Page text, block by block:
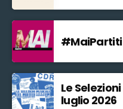
#MaiPartiti
Le
luglio 2026